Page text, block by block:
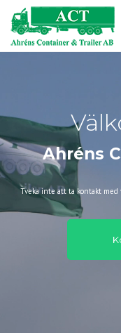
Tveka inte att ta kontakt
Ahréns